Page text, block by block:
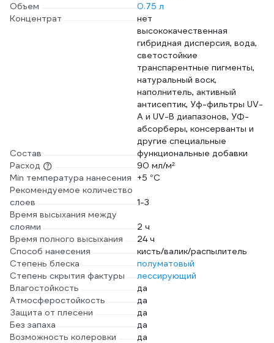
Объем
0.75 л
Концентрат
нет
Состав
высококачественная
гибридная дисперсия, вода,
светостойкие
транспарентные пигменты,
натуральный воск,
наполнитель, активный
антисептик, Уф-фильтры UV-
A и UV-B диапазонов, УФ-
абсорберы, консерванты и
другие специальные
функциональные добавки
Расход
90 мл/м²
Min температура нанесения
+5 °С
Рекомендуемое количество
слоев
1-3
Время высыхания между
слоями
2 ч
Время полного высыхания
24 ч
Способ нанесения
кисть/валик/распылитель
Степень блеска
полуматовый
Степень скрытия фактуры
лессирующий
Влагостойкость
да
Атмосферостойкость
да
Защита от плесени
да
Без запаха
да
Возможность колеровки
да